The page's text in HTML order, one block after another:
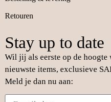
Retouren
Stay up to date
Wil jij als eerste op de hoogte
nieuwste items, exclusieve
Meld je dan nu aan: